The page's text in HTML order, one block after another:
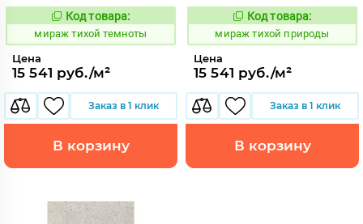
997102
Код товара:
мираж тихой темноты
Цена
15 541 руб./м²
Заказ в 1 клик
В корзину
997100
Код товара:
мираж тихой природы
Цена
15 541 руб./м²
Заказ в 1 клик
В корзину